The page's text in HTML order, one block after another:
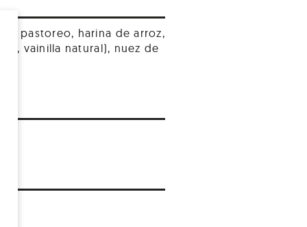
pastoreo, harina de arroz,
vainilla natural), nuez de